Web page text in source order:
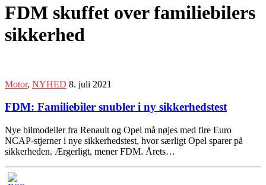
FDM skuffet over familiebilers
sikkerhed
Motor, NYHED 8. juli 2021
FDM: Familiebiler snubler i ny sikkerhedstest
Nye bilmodeller fra Renault og Opel må nøjes med fire Euro
NCAP-stjerner i nye sikkerhedstest, hvor særligt Opel sparer på
sikkerheden. Ærgerligt, mener FDM. Årets…